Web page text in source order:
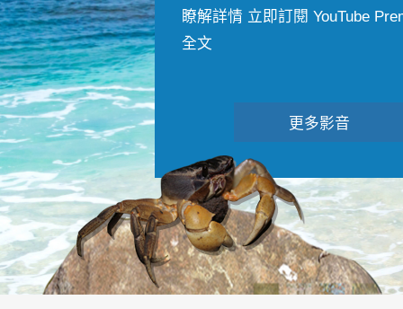
瞭解詳情 立即訂閱 YouTube
全文
更多影音